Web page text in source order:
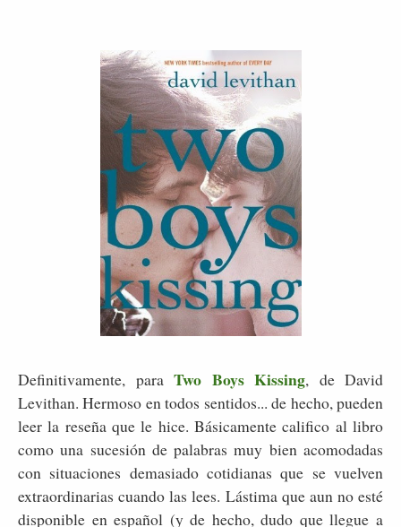
Definitivamente, para Two Boys Kissing, de David
Levithan. Hermoso en todos sentidos... de hecho, pueden
leer la reseña que le hice. Básicamente califico al libro
como una sucesión de palabras muy bien acomodadas
con situaciones demasiado cotidianas que se vuelven
extraordinarias cuando las lees. Lástima que aun no esté
disponible en español (y de hecho, dudo que llegue a